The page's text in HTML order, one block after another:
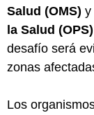
Salud (OMS) y
la Salud (OPS)
desafío será
zonas
Los